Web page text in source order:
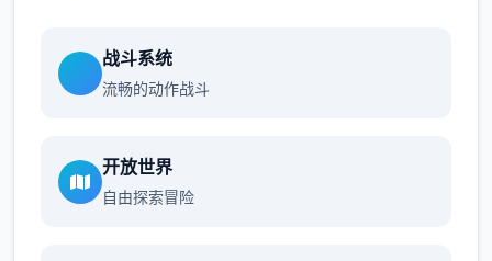
战斗系统
流畅的动作战斗
开放世界
自由探索冒险